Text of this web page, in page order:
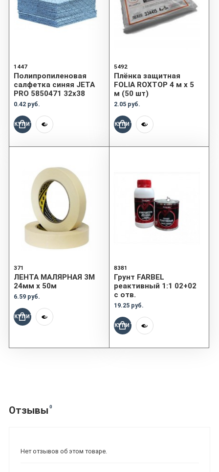
1447
Полипропиленовая
салфетка синяя JETA
PRO 5850471 32х38
0.42 руб.
КУПИТЬ
5492
Плёнка защитная
FOLIA ROXTOP 4 м x 5
м (50 шт)
2.05 руб.
КУПИТЬ
371
ЛЕНТА МАЛЯРНАЯ 3M
24мм x 50м
6.59 руб.
КУПИТЬ
8381
Грунт FARBEL
реактивный 1:1 02+02
с отв.
19.25 руб.
КУПИТЬ
Отзывы 0
Нет отзывов об этом товаре.